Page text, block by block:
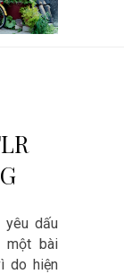
yêu dấu
một bài
do hiện